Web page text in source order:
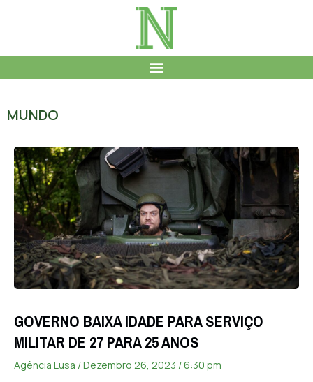
MUNDO
GOVERNO BAIXA IDADE PARA SERVIÇO
MILITAR DE 27 PARA 25 ANOS
Agência Lusa Dezembro 26, 2023 6:30 pm